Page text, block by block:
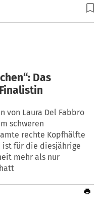
Das
von Laura Del Fabbro
schweren
rechte Kopfhälfte
für die diesjährige
mehr als nur